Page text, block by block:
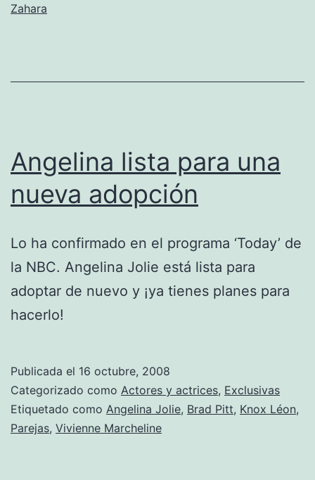
Zahara
Angelina lista para una
nueva adopción
Lo ha confirmado en el programa ‘Today’ de
la NBC. Angelina Jolie está lista para
adoptar de nuevo y ¡ya tienes planes para
hacerlo!
Publicada el 16 octubre, 2008
Categorizado como Actores y actrices, Exclusivas
Etiquetado como Angelina Jolie, Brad Pitt, Knox Léon,
Parejas, Vivienne Marcheline